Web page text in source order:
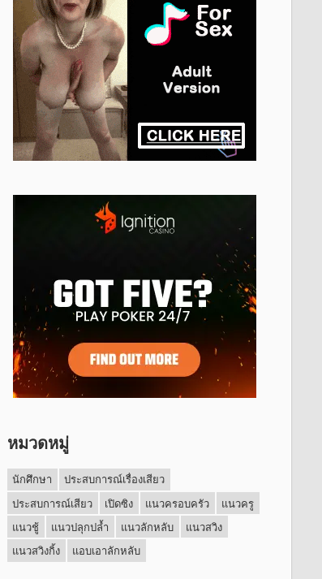
หมวดหมู่
นักศึกษา
ประสบการณ์เรื่องเสียว
ประสบการณ์เสียว
เปิดซิง แนวครอบครัว
แนวครู
แนวชู้
แนวปลุกปล้ำ แนวลักหลับ
แนวสวิง
แนวสวิงกิ้ง
แอบเอาลักหลับ